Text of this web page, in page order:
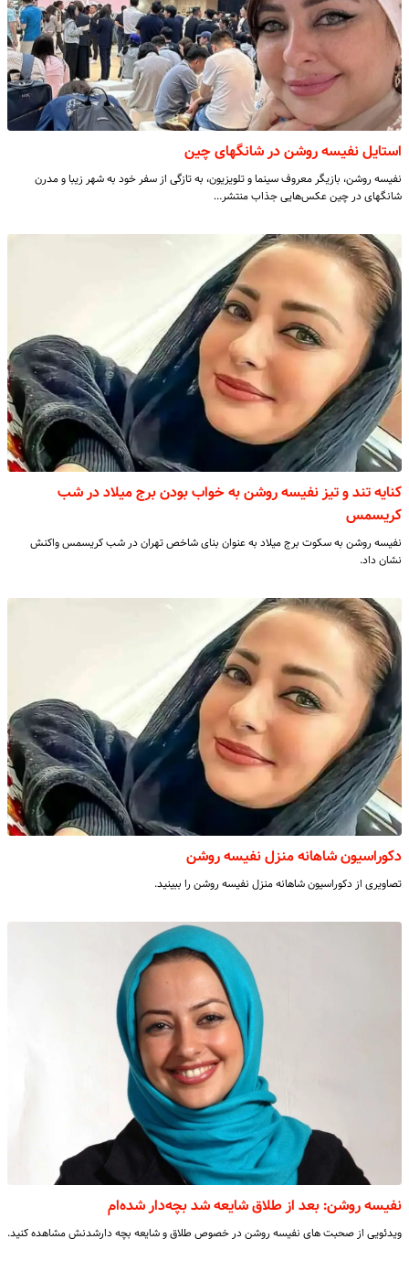
استایل نفیسه روشن در شانگهای چین
نفیسه روشن، بازیگر معروف سینما و تلویزیون، به تازگی از سفر خود به شهر زیبا و مدرن
شانگهای در چین عکس‌هایی جذاب منتشر…
کنایه تند و تیز نفیسه روشن به خواب بودن برج میلاد در شب
کریسمس
نفیسه روشن به سکوت برج میلاد به عنوان بنای شاخص تهران در شب کریسمس واکنش
نشان داد.
دکوراسیون شاهانه منزل نفیسه روشن
تصاویری از دکوراسیون شاهانه منزل نفیسه روشن را ببینید.
نفیسه روشن: بعد از طلاق شایعه شد بچه‌دار شده‌ام
ویدئویی از صحبت های نفیسه روشن در خصوص طلاق و شایعه بچه دارشدنش مشاهده کنید.